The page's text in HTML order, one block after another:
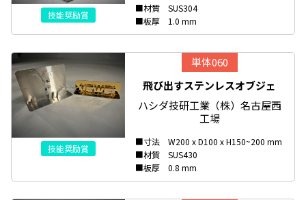
技能奨励賞
■材質 SUS304
■板厚 1.0 mm
技能奨励賞
単体060
飛び出すステンレスオブジェ
ハシダ技研工業（株）名古屋西
工場
■寸法 W200 x D100 x H150~200 mm
■材質 SUS430
■板厚 0.8 mm